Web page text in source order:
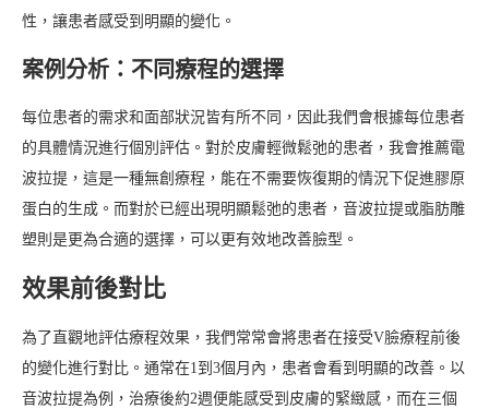
性，讓患者感受到明顯的變化。
案例分析：不同療程的選擇
每位患者的需求和面部狀況皆有所不同，因此我們會根據每位患者
的具體情況進行個別評估。對於皮膚輕微鬆弛的患者，我會推薦電
波拉提，這是一種無創療程，能在不需要恢復期的情況下促進膠原
蛋白的生成。而對於已經出現明顯鬆弛的患者，音波拉提或脂肪雕
塑則是更為合適的選擇，可以更有效地改善臉型。
效果前後對比
為了直觀地評估療程效果，我們常常會將患者在接受V臉療程前後
的變化進行對比。通常在1到3個月內，患者會看到明顯的改善。以
音波拉提為例，治療後約2週便能感受到皮膚的緊緻感，而在三個